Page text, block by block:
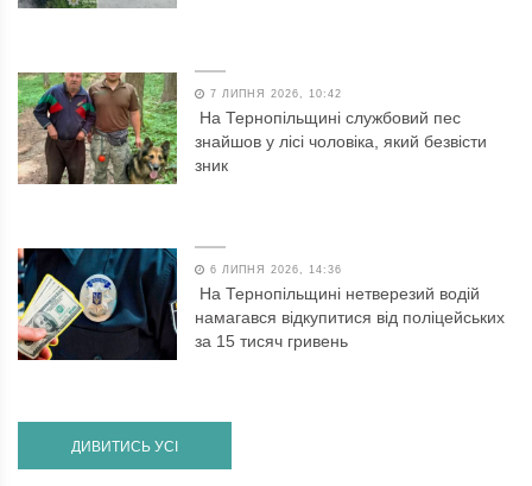
7 ЛИПНЯ 2026, 10:42
На Тернопільщині службовий пес
знайшов у лісі чоловіка, який безвісти
зник
6 ЛИПНЯ 2026, 14:36
На Тернопільщині нетверезий водій
намагався відкупитися від поліцейських
за 15 тисяч гривень
ДИВИТИСЬ УСІ